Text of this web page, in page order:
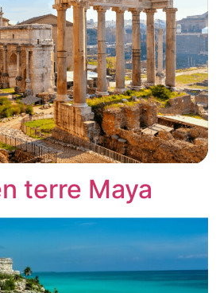
terre Maya